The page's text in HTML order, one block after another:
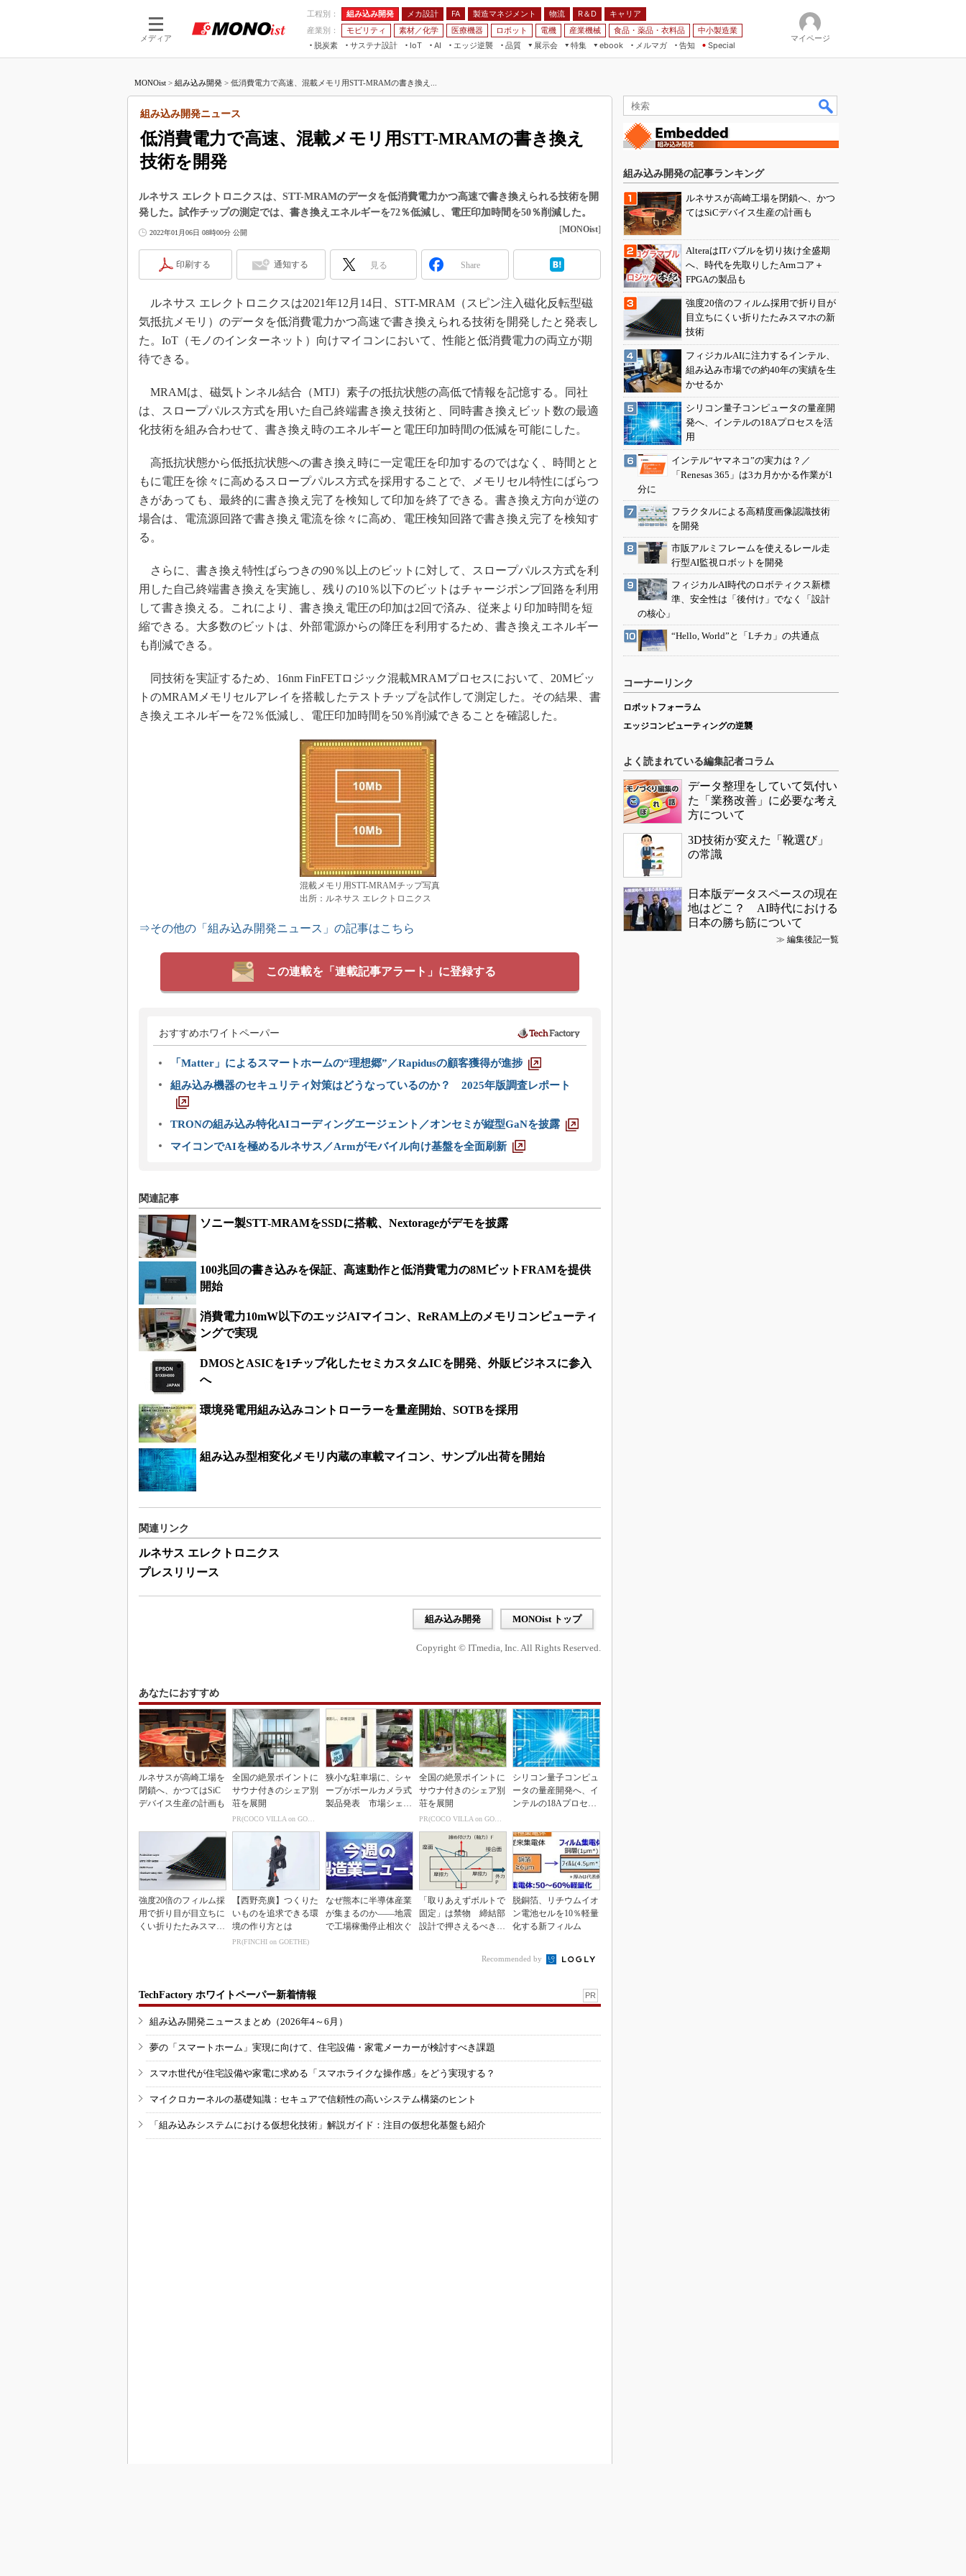
メディア
工程別： 組み込み開発 メカ設計 FA 製造マネジメント 物流 R＆D
キャリア
産業別：
モビリティ 素材／化学 医療機器 ロボット 電機 産業機械 食品・薬品・衣料品
中小製造業
脱炭素
サステナ設計
IoT
つながる工場
AI
AI×設備保全
エッジ逆襲 品質
展示会
JIMTOF
IIFES
TECHNO-FRONTIER
スマート工場EXPO
EdgeTech+
AUTOMOTIVE WORLD
産業オープンネット展
特集
つながるクルマ
組み込み画像技術
組み込みモデリング
車載ソフト開発
ISO26262
無償設計ツール
3Dプリンタ
デジタルツインとCAE
インダストリー4.0
イノベーション
製造業ビッグデータ
メイドインジャパン
植物工場
知財マネジメント
海外生産
制御セキュリティ
新型コロナへの対応
ebook
メルマガ
告知 Special
マイページ
MONOist > 組み込み開発 > 低消費電力で高速、混載メモリ用STT-MRAMの書き換え...
低消費電力で高速、混載メモリ用STT-MRAMの書き換え
技術を開発
組み込み開発ニュース
ルネサス エレクトロニクスは、STT-MRAMのデータを低消費電力かつ高速で書き換えられる技術を開
発した。試作チップの測定では、書き換えエネルギーを72％低減し、電圧印加時間を50％削減した。
2022年01月06日 08時00分 公開 [MONOist]
印刷する 通知する 見る Share
ルネサス エレクトロニクスは2021年12月14日、STT-MRAM（スピン注入磁化反転型磁
気抵抗メモリ）のデータを低消費電力かつ高速で書き換えられる技術を開発したと発表し
た。IoT（モノのインターネット）向けマイコンにおいて、性能と低消費電力の両立が期
待できる。
MRAMは、磁気トンネル結合（MTJ）素子の抵抗状態の高低で情報を記憶する。同社
は、スロープパルス方式を用いた自己終端書き換え技術と、同時書き換えビット数の最適
化技術を組み合わせて、書き換え時のエネルギーと電圧印加時間の低減を可能にした。
高抵抗状態から低抵抗状態への書き換え時に一定電圧を印加するのではなく、時間とと
もに電圧を徐々に高めるスロープパルス方式を採用することで、メモリセル特性にばらつ
きがあっても、最終的に書き換え完了を検知して印加を終了できる。書き換え方向が逆の
場合は、電流源回路で書き換え電流を徐々に高め、電圧検知回路で書き換え完了を検知す
る。
さらに、書き換え特性ばらつきの90％以上のビットに対して、スロープパルス方式を利
用した自己終端書き換えを実施し、残りの10％以下のビットはチャージポンプ回路を利用
して書き換える。これにより、書き換え電圧の印加は2回で済み、従来より印加時間を短
縮できる。大多数のビットは、外部電源からの降圧を利用するため、書き換えエネルギー
も削減できる。
同技術を実証するため、16nm FinFETロジック混載MRAMプロセスにおいて、20Mビッ
トのMRAMメモリセルアレイを搭載したテストチップを試作して測定した。その結果、書
き換えエネルギーを72％低減し、電圧印加時間を50％削減できることを確認した。
混載メモリ用STT-MRAMチップ写真
出所：ルネサス エレクトロニクス
⇒その他の「組み込み開発ニュース」の記事はこちら
この連載を「連載記事アラート」に登録する
おすすめホワイトペーパー
「Matter」によるスマートホームの“理想郷”／Rapidusの顧客獲得が進捗
組み込み機器のセキュリティ対策はどうなっているのか？ 2025年版調査レポート
TRONの組み込み特化AIコーディングエージェント／オンセミが縦型GaNを披露
マイコンでAIを極めるルネサス／Armがモバイル向け基盤を全面刷新
関連記事
ソニー製STT-MRAMをSSDに搭載、Nextorageがデモを披露
100兆回の書き込みを保証、高速動作と低消費電力の8MビットFRAMを提供
開始
消費電力10mW以下のエッジAIマイコン、ReRAM上のメモリコンピューティ
ングで実現
DMOSとASICを1チップ化したセミカスタムICを開発、外販ビジネスに参入
へ
環境発電用組み込みコントローラーを量産開始、SOTBを採用
組み込み型相変化メモリ内蔵の車載マイコン、サンプル出荷を開始
関連リンク
ルネサス エレクトロニクス
プレスリリース
組み込み開発 MONOist トップ
Copyright © ITmedia, Inc. All Rights Reserved.
あなたにおすすめ
ルネサスが高崎工場を
閉鎖へ、かつてはSiC
デバイス生産の計画も
全国の絶景ポイントに
サウナ付きのシェア別
荘を展開
PR(COCO VILLA on GOETHE)
狭小な駐車場に、シャ
ープがポールカメラ式
製品発表 市場シェア
全国の絶景ポイントに
サウナ付きのシェア別
荘を展開
PR(COCO VILLA on GOETHE)
シリコン量子コンピュ
ータの量産開発へ、イ
ンテルの18Aプロセス
強度20倍のフィルム採
用で折り目が目立ちに
くい折りたたみスマホ
【西野亮廣】つくりた
いものを追求できる環
境の作り方とは
PR(FINCHI on GOETHE)
なぜ熊本に半導体産業
が集まるのか――地震
で工場稼働停止相次ぐ
「取りあえずボルトで
固定」は禁物 締結部
設計で押さえるべき基
脱銅箔、リチウムイオ
ン電池セルを10％軽量
化する新フィルム
Recommended by
TechFactory ホワイトペーパー新着情報 PR
組み込み開発ニュースまとめ（2026年4～6月）
夢の「スマートホーム」実現に向けて、住宅設備・家電メーカーが検討すべき課題
スマホ世代が住宅設備や家電に求める「スマホライクな操作感」をどう実現する？
マイクロカーネルの基礎知識：セキュアで信頼性の高いシステム構築のヒント
「組み込みシステムにおける仮想化技術」解説ガイド：注目の仮想化基盤も紹介
組み込み開発の記事ランキング
ルネサスが高崎工場を閉鎖へ、かつ
てはSiCデバイス生産の計画も
AlteraはITバブルを切り抜け全盛期
へ、時代を先取りしたArmコア＋
FPGAの製品も
強度20倍のフィルム採用で折り目が
目立ちにくい折りたたみスマホの新
技術
フィジカルAIに注力するインテル、
組み込み市場での約40年の実績を生
かせるか
シリコン量子コンピュータの量産開
発へ、インテルの18Aプロセスを活
用
インテル“ヤマネコ”の実力は？／
「Renesas 365」は3カ月かかる作業が1
分に
フラクタルによる高精度画像認識技術
を開発
市販アルミフレームを使えるレール走
行型AI監視ロボットを開発
フィジカルAI時代のロボティクス新標
準、安全性は「後付け」でなく「設計
の核心」
“Hello, World”と「Lチカ」の共通点
コーナーリンク
ロボットフォーラム
エッジコンピューティングの逆襲
よく読まれている編集記者コラム
データ整理をしていて気付い
た「業務改善」に必要な考え
方について
3D技術が変えた「靴選び」
の常識
日本版データスペースの現在
地はどこ？ AI時代における
日本の勝ち筋について
≫ 編集後記一覧